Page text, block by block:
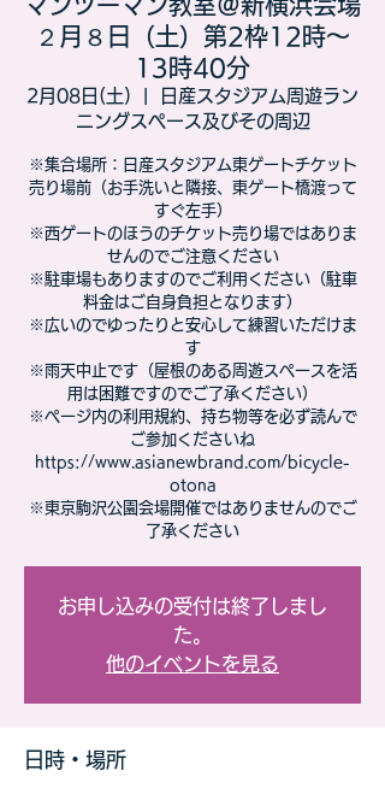
マンツーマン教室＠新横浜会場
２月８日（土）第2枠12時～
13時40分
2月08日(土)
日産スタジアム周遊ラン
ニングスペース及びその周辺
※集合場所：日産スタジアム東ゲートチケット
売り場前（お手洗いと隣接、東ゲート橋渡って
すぐ左手）
※西ゲートのほうのチケット売り場ではありま
せんのでご注意ください
※駐車場もありますのでご利用ください（駐車
料金はご自身負担となります）
※広いのでゆったりと安心して練習いただけま
す
※雨天中止です（屋根のある周遊スペースを活
用は困難ですのでご了承ください）
※ページ内の利用規約、持ち物等を必ず読んで
ご参加くださいね
https://www.asianewbrand.com/bicycle-
otona
※東京駒沢公園会場開催ではありませんのでご
了承ください
お申し込みの受付は終了しまし
た。
他のイベントを見る
日時・場所